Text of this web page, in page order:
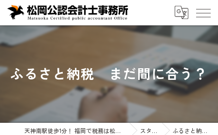
ふるさと納税 まだ間に合う？
天神南駅徒歩1分！ 福岡で税務は松岡公認会計士事務所へ 企業・会計・税務・相続専門 スタッフブログ ふるさと納税 まだ間に合う？